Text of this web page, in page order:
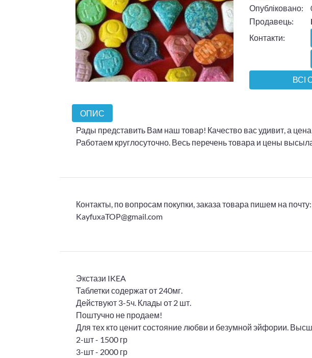
Опубліковано:
Продавець:
Контакти:
ВСІ
ОПИС
Рады представить Вам наш товар! Качество вас удивит, а
Работаем круглосуточно. Весь перечень товара и цены
Контакты, по вопросам покупки, заказа товара пишем на почту:
KayfuxaTOP@gmail.com
Экстази IKEA
Таблетки содержат от 240мг.
Действуют 3-5ч. Клады от 2 шт.
Поштучно не продаем!
Для тех кто ценит состояние любви и безумной эйфории.
2-шт - 1500 гр
3-шт - 2000 гр